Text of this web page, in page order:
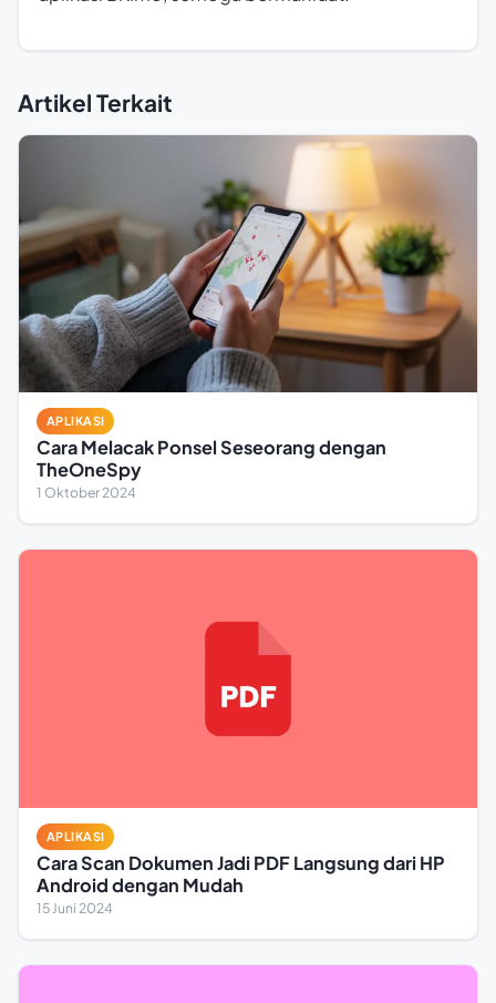
Artikel Terkait
APLIKASI
Cara Melacak Ponsel Seseorang dengan
TheOneSpy
1 Oktober 2024
APLIKASI
Cara Scan Dokumen Jadi PDF Langsung dari HP
Android dengan Mudah
15 Juni 2024